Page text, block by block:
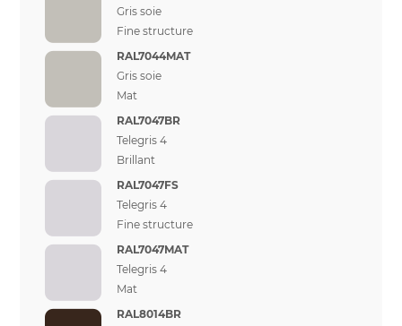
Gris soie
Fine structure
RAL7044MAT
Gris soie
Mat
RAL7047BR
Telegris 4
Brillant
RAL7047FS
Telegris 4
Fine structure
RAL7047MAT
Telegris 4
Mat
RAL8014BR